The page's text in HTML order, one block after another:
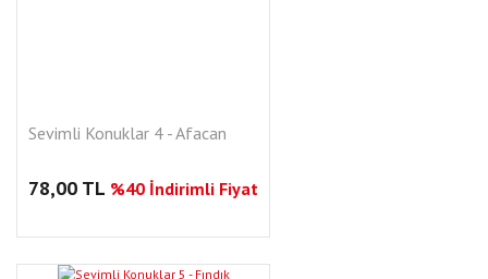
Sevimli Konuklar 4 - Afacan
78,00 TL %40 İndirimli Fiyat